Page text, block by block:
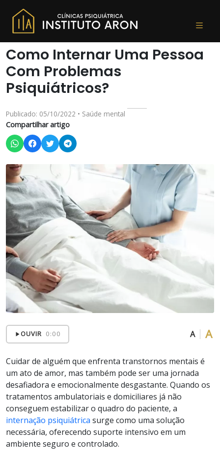
Como Internar Uma Pessoa
Com Problemas
Psiquiátricos?
Publicado: 05/10/2022 • Saúde mental
Compartilhar artigo
OUVIR 0:00 A A
Cuidar de alguém que enfrenta transtornos mentais é
um ato de amor, mas também pode ser uma jornada
desafiadora e emocionalmente desgastante. Quando os
tratamentos ambulatoriais e domiciliares já não
conseguem estabilizar o quadro do paciente, a
internação psiquiátrica surge como uma solução
necessária, oferecendo suporte intensivo em um
ambiente seguro e controlado.